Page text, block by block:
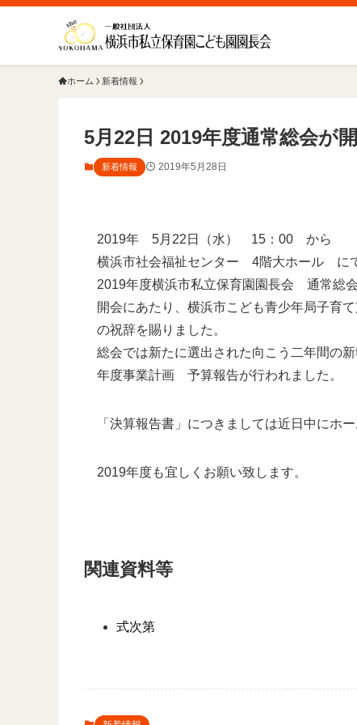
ホーム 新着情報
5月22日 2019年度通常総会が
新着情報 2019年5月28日
2019年 5月22日（水） 15：00 から
横浜市社会福祉センター 4階大ホール に
2019年度横浜市私立保育園園長会 通常総
開会にあたり、横浜市こども青少年局子育
の祝辞を賜りました。
総会では新たに選出された向こう二年間の
年度事業計画 予算報告が行われました。
「決算報告書」につきましては近日中にホ
2019年度も宜しくお願い致します。
関連資料等
式次第